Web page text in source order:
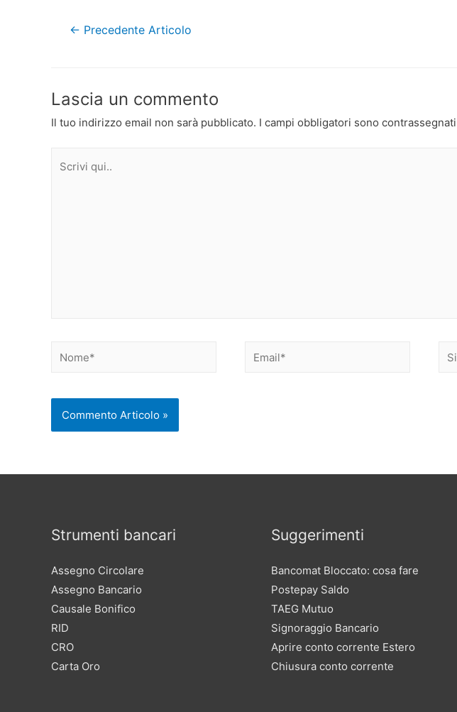
Navigazione
← Precedente Articolo
Lascia un commento
Il tuo indirizzo email non sarà pubblicato. I campi obbligatori sono contrassegnati
Nome* Email*
Sito
Strumenti bancari
Assegno Circolare
Assegno Bancario
Causale Bonifico
RID
CRO
Carta Oro
Suggerimenti
Bancomat Bloccato: cosa fare
Postepay Saldo
TAEG Mutuo
Signoraggio Bancario
Aprire conto corrente Estero
Chiusura conto corrente